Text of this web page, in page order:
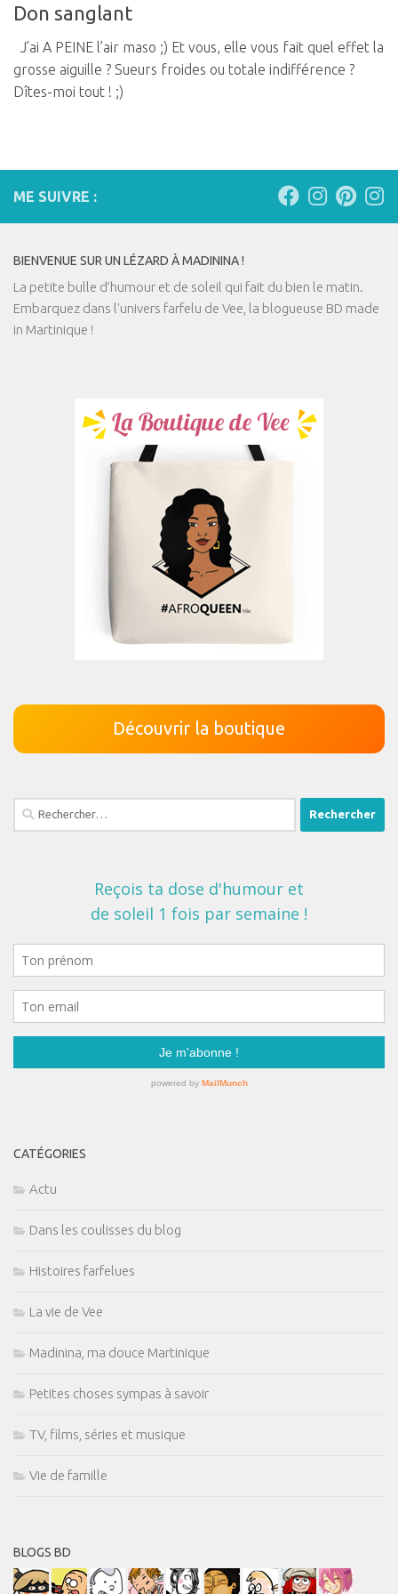
Don sanglant
J’ai A PEINE l’air maso ;) Et vous, elle vous fait quel effet la
grosse aiguille ? Sueurs froides ou totale indifférence ?
Dîtes-moi tout ! ;)
ME SUIVRE :
BIENVENUE SUR UN LÉZARD À MADININA !
La petite bulle d’humour et de soleil qui fait du bien le matin.
Embarquez dans l'univers farfelu de Vee, la blogueuse BD made
in Martinique !
Découvrir la boutique
Rechercher :
CATÉGORIES
Actu
Dans les coulisses du blog
Histoires farfelues
La vie de Vee
Madinina, ma douce Martinique
Petites choses sympas à savoir
TV, films, séries et musique
Vie de famille
BLOGS BD